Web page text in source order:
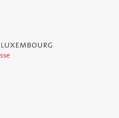
Luxembourg - Service